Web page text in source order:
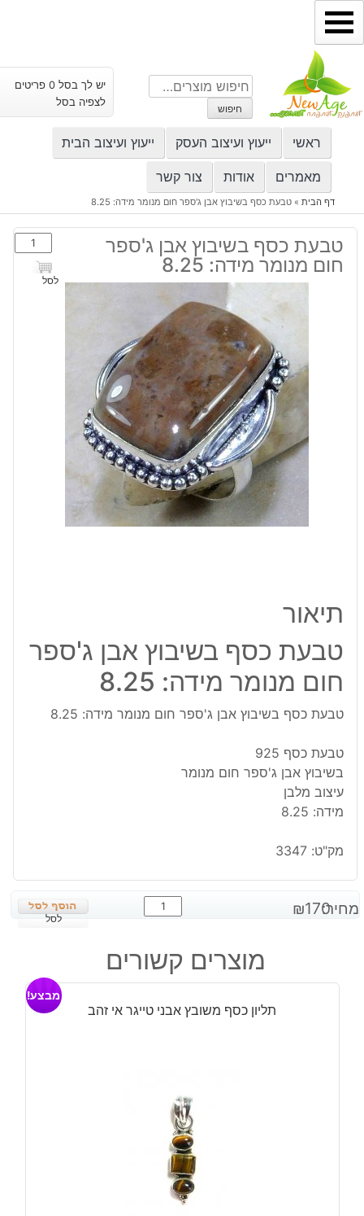
דילוג
לתוכן
חיפוש
עבור:
חיפוש
יש לך בסל 0 פריטים
לצפיה בסל
ראשי ייעוץ ועיצוב העסק ייעוץ ועיצוב הבית
מאמרים אודות צור קשר
דף הבית» טבעת כסף בשיבוץ אבן ג'ספר חום מנומר מידה: 8.25
טבעת כסף בשיבוץ אבן ג'ספר
חום מנומר מידה: 8.25
כמות
של
טבעת
לסל
תיאור
טבעת כסף בשיבוץ אבן ג'ספר
חום מנומר מידה: 8.25
טבעת כסף בשיבוץ אבן ג'ספר חום מנומר מידה: 8.25
טבעת כסף 925
בשיבוץ אבן ג'ספר חום מנומר
עיצוב מלבן
מידה: 8.25
מק"ט: 3347
מחיר: ₪170
כמות
של
כסף
בשיבוץ
ג'ספר
8.25
לסל
מוצרים קשורים
תליון כסף משובץ אבני טייגר אי זהב
מבצע!